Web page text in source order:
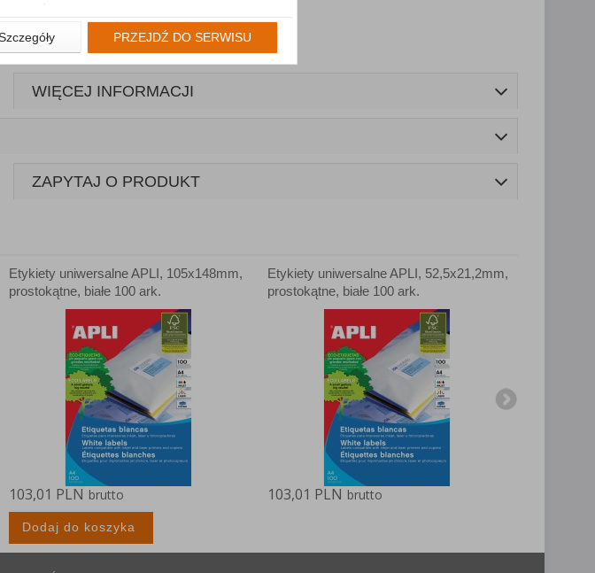
WIĘCEJ INFORMACJI
ZAPYTAJ O PRODUKT
Etykiety uniwersalne APLI, 105x148mm,
prostokątne, białe 100 ark.
103,01 PLN brutto
Dodaj do koszyka
Etykiety uniwersalne APLI, 52,5x21,2mm,
prostokątne, białe 100 ark.
103,01 PLN brutto
umożliwić prawidłową realizację Umowy z
naszej strony www, a w szczególności np.
lub wyświetlenie Państwu prawidłowych
ważna jest Państwa wcześniejsza zgoda
PRZEJDŹ DO SERWISU